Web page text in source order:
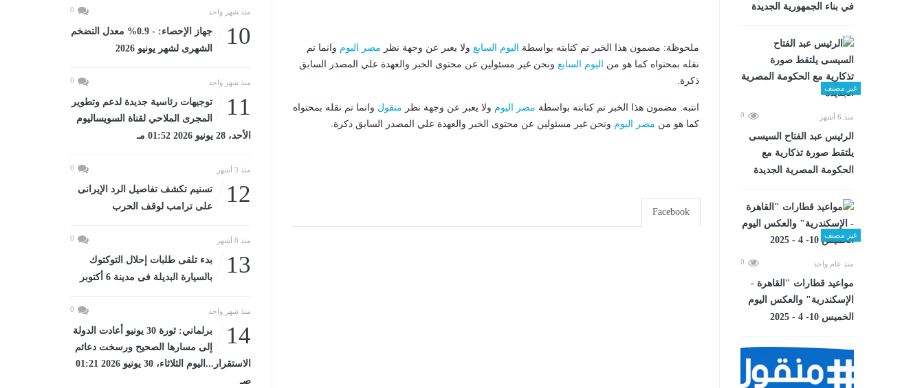
في بناء الجمهورية الجديدة
غير مصنف
منذ 6 أشهر 0
الرئيس عبد الفتاح السيسى
يلتقط صورة تذكارية مع
الحكومة المصرية الجديدة
غير مصنف
منذ عام واحد 0
مواعيد قطارات "القاهرة -
الإسكندرية" والعكس اليوم
الخميس 10- 4 - 2025
ملحوظة: مضمون هذا الخبر تم كتابته بواسطة اليوم السابع ولا يعبر عن وجهة نظر مصر اليوم وانما تم
نقله بمحتواه كما هو من
اليوم السابع ونحن غير مسئولين عن محتوى الخبر والعهدة علي المصدر السابق
ذكرة.
انتبه: مضمون هذا الخبر تم كتابته بواسطة مصر اليوم ولا يعبر عن وجهة نظر منقول وانما تم نقله بمحتواه
كما هو من مصر اليوم ونحن غير مسئولين عن محتوى الخبر والعهدة علي المصدر السابق ذكرة.
Facebook
منذ شهر واحد 0
10
جهاز الإحصاء: - 0.9% معدل التضخم
الشهرى لشهر يونيو 2026
منذ شهر واحد 0
11
توجيهات رئاسية جديدة لدعم وتطوير
المجرى الملاحي لقناة السويساليوم
الأحد، 28 يونيو 2026 01:52 مـ
منذ 3 أشهر 0
12
تسنيم تكشف تفاصيل الرد الإيرانى
على ترامب لوقف الحرب
منذ 8 أشهر 0
13
بدء تلقى طلبات إحلال التوكتوك
بالسيارة البديلة فى مدينة 6 أكتوبر
منذ شهر واحد 0
14
برلماني: ثورة 30 يونيو أعادت الدولة
إلى مسارها الصحيح ورسخت دعائم
الاستقرار...اليوم الثلاثاء، 30 يونيو 2026 01:21
صـ